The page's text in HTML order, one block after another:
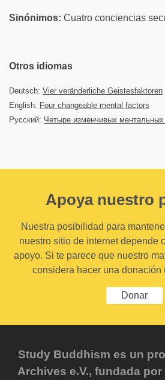
Sinónimos: Cuatro conciencias
Otros idiomas
Deutsch: Vier veränderliche Geistesfaktoren
English: Four changeable mental factors
Русский: Четыре изменчивых
Apoya nuestro
Nuestra posibilidad para
nuestro sitio de internet depende
apoyo. Si te parece que nuestro
considera hacer una donación
Donar
Study Buddhism es un
Archives e.V., fundada